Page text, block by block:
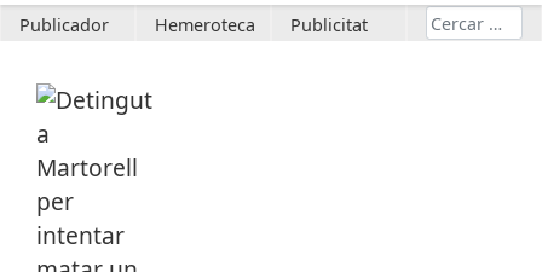
Publicador Hemeroteca Publicitat Cerca